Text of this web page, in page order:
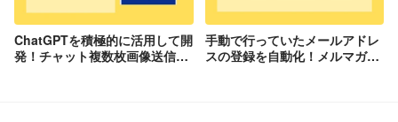
ChatGPTを積極的に活用して開
発！チャット複数枚画像送信開
手動で行っていたメールアドレ
スの登録を自動化！メルマガ配